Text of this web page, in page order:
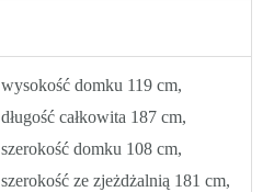
wysokość domku 119 cm,
długość całkowita 187 cm,
szerokość domku 108 cm,
szerokość ze zjeżdżalnią 181 cm,